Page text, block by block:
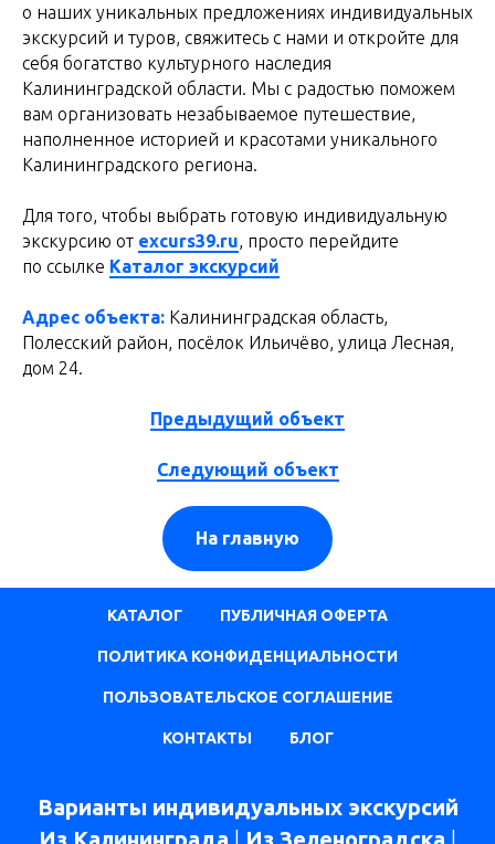
о наших уникальных предложениях индивидуальных
экскурсий и туров, свяжитесь с нами и откройте для
себя богатство культурного наследия
Калининградской области. Мы с радостью поможем
вам организовать незабываемое путешествие,
наполненное историей и красотами уникального
Калининградского региона.
Для того, чтобы выбрать готовую индивидуальную
экскурсию от excurs39.ru , просто перейдите
по ссылке Каталог экскурсий
Адрес объекта: Калининградская область,
Полесский район, посёлок Ильичёво, улица Лесная,
дом 24.
Предыдущий объект
Следующий объект
На главную
КАТАЛОГ ПУБЛИЧНАЯ ОФЕРТА
ПОЛИТИКА КОНФИДЕНЦИАЛЬНОСТИ
ПОЛЬЗОВАТЕЛЬСКОЕ СОГЛАШЕНИЕ
КОНТАКТЫ БЛОГ
Варианты индивидуальных экскурсий